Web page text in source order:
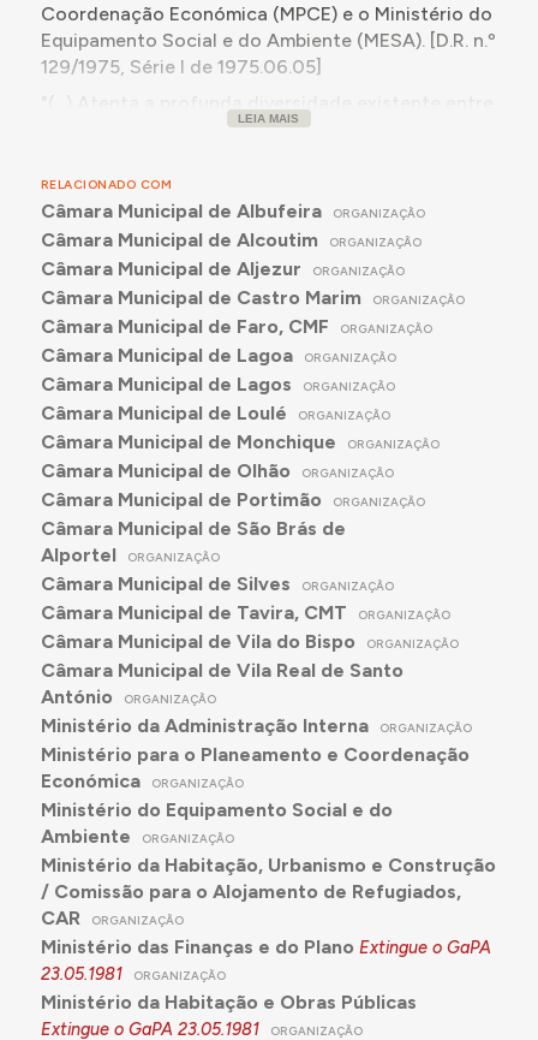
Coordenação Económica (MPCE) e o Ministério do
Equipamento Social e do Ambiente (MESA). [D.R. n.º
129/1975, Série I de 1975.06.05]
"(...) Atenta a profunda diversidade existente entre
as várias regiões do País, que se reflete numa
coordenação e execução de uma política de
desenvolvimento, criar estruturas que,
articulando os órgãos de Administração Central
e local, garantam uma rápida atuação no
equacionar e resolver dos problemas mais
graves de desenvolvimento regional
"(...) É neste contexto que se cria pelo presente
diploma o Gabinete do Planeamento da Região do
Algarve, que, orientado, num primeiro momento,
para a resolução de problemas urbanísticos e
ambientais, verá progressivamente alargada a
sua competência.
A criação do Gabinetevisa, igualmente, e a curto
prazo, o reforço da capacidade executiva
existente a nível regional,
previsto no Programa Nacional de Emprego, de
forma a contribuir significativamente para a
resolução de problemas que se situem no âmbito
do emprego." [Preambulo do DL 278/75, de 5
junho]
Com a criação do GaPA foram-lhe atribuídas as
seguintes competências (transferidas de outras
entidades regionais do Algarve):
"a) Todas as atribuições da Direcção de
Urbanização de Faro;
b) As atribuições de fomento da Junta Distrital de
Faro;
c) A competência da Comissão Regional de
Turismo do Algarve para o estudo e realização das
infraestruturas integradas no seu plano de obras;
LEIA MAIS
RELACIONADO COM
Câmara Municipal de Albufeira ORGANIZAÇÃO
Câmara Municipal de Alcoutim ORGANIZAÇÃO
Câmara Municipal de Aljezur ORGANIZAÇÃO
Câmara Municipal de Castro Marim ORGANIZAÇÃO
Câmara Municipal de Faro, CMF ORGANIZAÇÃO
Câmara Municipal de Lagoa ORGANIZAÇÃO
Câmara Municipal de Lagos ORGANIZAÇÃO
Câmara Municipal de Loulé ORGANIZAÇÃO
Câmara Municipal de Monchique ORGANIZAÇÃO
Câmara Municipal de Olhão ORGANIZAÇÃO
Câmara Municipal de Portimão ORGANIZAÇÃO
Câmara Municipal de São Brás de
Alportel
ORGANIZAÇÃO
Câmara Municipal de Silves ORGANIZAÇÃO
Câmara Municipal de Tavira, CMT ORGANIZAÇÃO
Câmara Municipal de Vila do Bispo ORGANIZAÇÃO
Câmara Municipal de Vila Real de Santo
António
ORGANIZAÇÃO
Ministério da Administração Interna ORGANIZAÇÃO
Ministério para o Planeamento e Coordenação
Económica
ORGANIZAÇÃO
Ministério do Equipamento Social e do
Ambiente
ORGANIZAÇÃO
Ministério da Habitação, Urbanismo e Construção
/ Comissão para o Alojamento de Refugiados,
CAR
ORGANIZAÇÃO
Ministério das Finanças e do Plano Extingue o GaPA
23.05.1981
ORGANIZAÇÃO
Ministério da Habitação e Obras Públicas
Extingue o GaPA 23.05.1981 ORGANIZAÇÃO